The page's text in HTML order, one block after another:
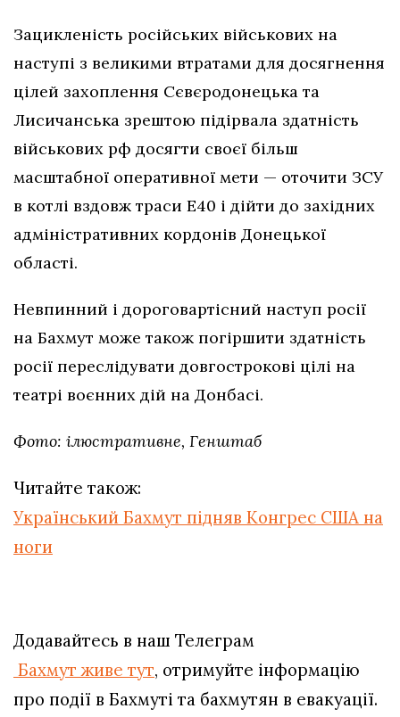
Зацикленість російських військових на
наступі з великими втратами для досягнення
цілей захоплення Сєвєродонецька та
Лисичанська зрештою підірвала здатність
військових рф досягти своєї більш
масштабної оперативної мети — оточити ЗСУ
в котлі вздовж траси Е40 і дійти до західних
адміністративних кордонів Донецької
області.
Невпинний і дороговартісний наступ росії
на Бахмут може також погіршити здатність
росії переслідувати довгострокові цілі на
театрі воєнних дій на Донбасі.
Фото: ілюстративне, Генштаб
Читайте також:
Український Бахмут підняв Конгрес США на
ноги
Додавайтесь в наш Телеграм
Бахмут живе тут, отримуйте інформацію
про події в Бахмуті та бахмутян в евакуації.